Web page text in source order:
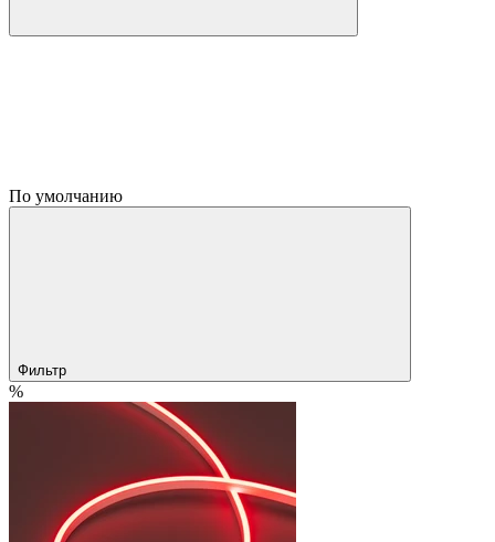
По умолчанию
Фильтр
%